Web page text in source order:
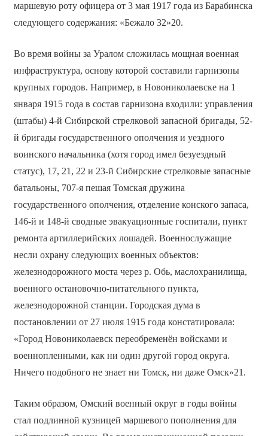
маршевую роту офицера от 3 мая 1917 года из Барабинска
следующего содержания: «Бежало 32»20.
Во время войны за Уралом сложилась мощная военная
инфраструктура, основу которой составили гарнизоны
крупных городов. Например, в Новониколаевске на 1
января 1915 года в состав гарнизона входили: управления
(штабы) 4-й Сибирской стрелковой запасной бригады, 52-
й бригады государственного ополчения и уездного
воинского начальника (хотя город имел безуездный
статус), 17, 21, 22 и 23-й Сибирские стрелковые запасные
батальоны, 707-я пешая Томская дружина
государственного ополчения, отделение конского запаса,
146-й и 148-й сводные эвакуационные госпитали, пункт
ремонта артиллерийских лошадей. Военнослужащие
несли охрану следующих военных объектов:
железнодорожного моста через р. Обь, маслохранилища,
военного остановочно-питательного пункта,
железнодорожной станции. Городская дума в
постановлении от 27 июля 1915 года констатировала:
«Город Новониколаевск переобременён войсками и
военнопленными, как ни один другой город округа.
Ничего подобного не знает ни Томск, ни даже Омск»21.
Таким образом, Омский военный округ в годы войны
стал подлинной кузницей маршевого пополнения для